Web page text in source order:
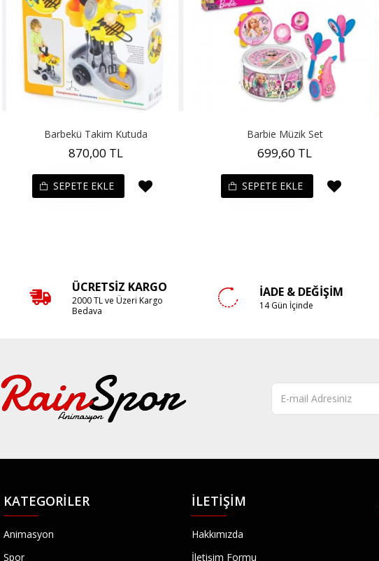
Barbekü Takim Kutuda
870,00 TL
SEPETE EKLE
Barbie Müzik Set
699,60 TL
SEPETE EKLE
ÜCRETSIZ KARGO
2000 TL ve Üzeri Kargo
Bedava
İADE & DEĞIŞIM
14 Gün İçinde
KATEGORILER
Animasyon
Spor
İLETIŞIM
Hakkımızda
İletişim Formu